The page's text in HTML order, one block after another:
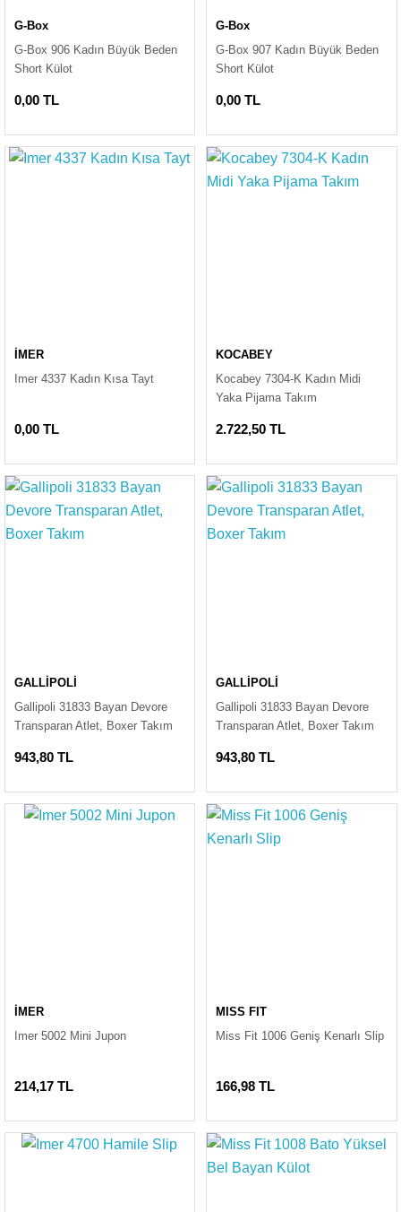
G-Box
G-Box 906 Kadın Büyük Beden
Short Külot
0,00 TL
G-Box
G-Box 907 Kadın Büyük Beden
Short Külot
0,00 TL
İMER
Imer 4337 Kadın Kısa Tayt
0,00 TL
KOCABEY
Kocabey 7304-K Kadın Midi
Yaka Pijama Takım
2.722,50 TL
GALLİPOLİ
Gallipoli 31833 Bayan Devore
Transparan Atlet, Boxer Takım
943,80 TL
GALLİPOLİ
Gallipoli 31833 Bayan Devore
Transparan Atlet, Boxer Takım
943,80 TL
İMER
Imer 5002 Mini Jupon
214,17 TL
MISS FIT
Miss Fit 1006 Geniş Kenarlı Slip
166,98 TL